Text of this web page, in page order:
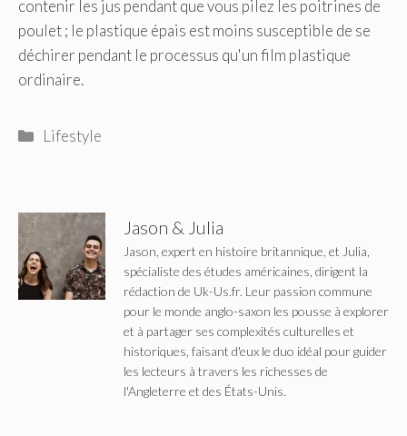
contenir les jus pendant que vous pilez les poitrines de
poulet ; le plastique épais est moins susceptible de se
déchirer pendant le processus qu'un film plastique
ordinaire.
Catégories
Lifestyle
Jason & Julia
Jason, expert en histoire britannique, et Julia,
spécialiste des études américaines, dirigent la
rédaction de Uk-Us.fr. Leur passion commune
pour le monde anglo-saxon les pousse à explorer
et à partager ses complexités culturelles et
historiques, faisant d'eux le duo idéal pour guider
les lecteurs à travers les richesses de
l'Angleterre et des États-Unis.